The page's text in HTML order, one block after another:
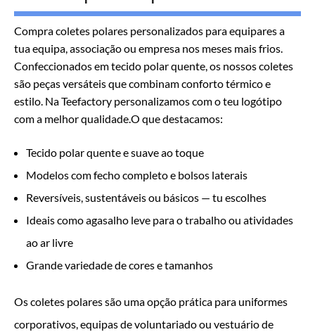
Compra coletes polares personalizados para equipares a
tua equipa, associação ou empresa nos meses mais frios.
Confeccionados em tecido polar quente, os nossos coletes
são peças versáteis que combinam conforto térmico e
estilo. Na Teefactory personalizamos com o teu logótipo
com a melhor qualidade.O que destacamos:
Tecido polar quente e suave ao toque
Modelos com fecho completo e bolsos laterais
Reversíveis, sustentáveis ou básicos — tu escolhes
Ideais como agasalho leve para o trabalho ou atividades
ao ar livre
Grande variedade de cores e tamanhos
Os coletes polares são uma opção prática para uniformes
corporativos, equipas de voluntariado ou vestuário de